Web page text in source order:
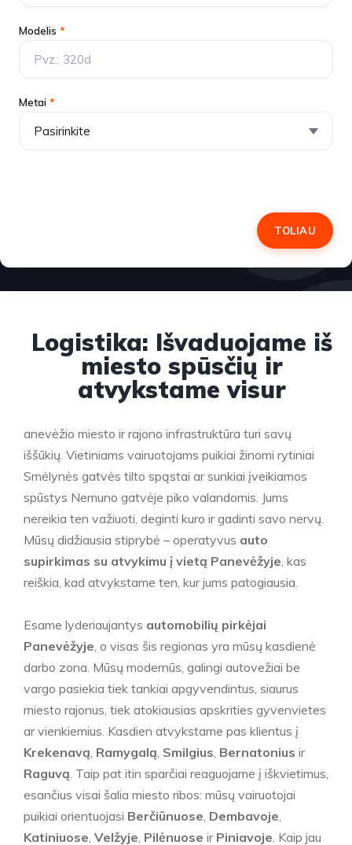
Modelis *
Metai *
TOLIAU
Logistika: Išvaduojame iš
miesto spūsčių ir
atvykstame visur
anevėžio miesto ir rajono infrastruktūra turi savų
iššūkių. Vietiniams vairuotojams puikiai žinomi rytiniai
Smėlynės gatvės tilto spąstai ar sunkiai įveikiamos
spūstys Nemuno gatvėje piko valandomis. Jums
nereikia ten važiuoti, deginti kuro ir gadinti savo nervų.
Mūsų didžiausia stiprybė – operatyvus auto
supirkimas su atvykimu į vietą Panevėžyje, kas
reiškia, kad atvykstame ten, kur jums patogiausia.
Esame lyderiaujantys automobilių pirkėjai
Panevėžyje, o visas šis regionas yra mūsų kasdienė
darbo zona. Mūsų modernūs, galingi autovežiai be
vargo pasiekia tiek tankiai apgyvendintus, siaurus
miesto rajonus, tiek atokiausias apskrities gyvenvietes
ar vienkiemius. Kasdien atvykstame pas klientus į
Krekenavą, Ramygalą, Smilgius, Bernatonius ir
Raguvą. Taip pat itin sparčiai reaguojame į iškvietimus,
esančius visai šalia miesto ribos: mūsų vairuotojai
puikiai orientuojasi Berčiūnuose, Dembavoje,
Katiniuose, Velžyje, Pilėnuose ir Piniavoje. Kaip jau